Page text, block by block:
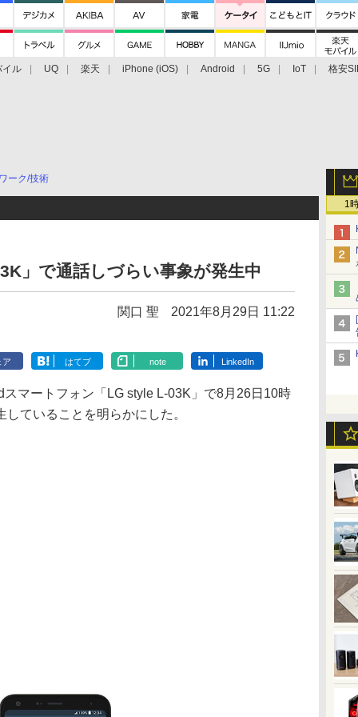
イル UQ 楽天 iPhone (iOS) Android 5G IoT
格安
1
ーク/技術
」で通話しづらい事象が発生中
関口 聖 2021年8月29日 11:22
ア はてブ note LinkedIn
マートフォン「LG style L-03K」で8月26日10時
ていることを明らかにした。